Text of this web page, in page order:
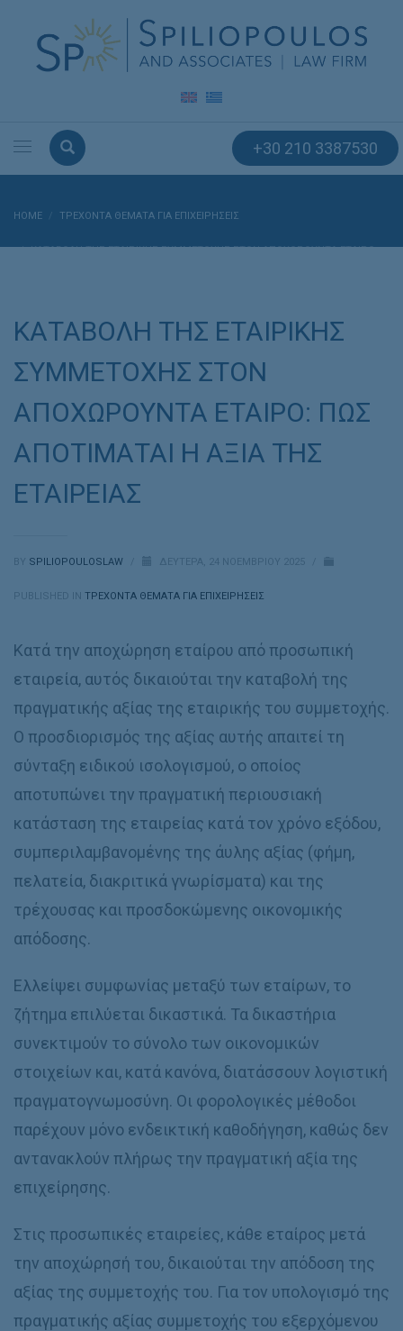
+30 210 3387530
HOME ΤΡΕΧΟΝΤΑ ΘΕΜΑΤΑ ΓΙΑ ΕΠΙΧΕΙΡΗΣΕΙΣ
ΚΑΤΑΒΟΛΗ ΤΗΣ ΕΤΑΙΡΙΚΗΣ ΣΥΜΜΕΤΟΧΗΣ ΣΤΟΝ ΑΠΟΧΩΡΟΥΝΤΑ ΕΤΑΙΡΟ:
ΚΑΤΑΒΟΛΗ ΤΗΣ ΕΤΑΙΡΙΚΗΣ
ΣΥΜΜΕΤΟΧΗΣ ΣΤΟΝ
ΑΠΟΧΩΡΟΥΝΤΑ ΕΤΑΙΡΟ: ΠΩΣ
ΑΠΟΤΙΜΑΤΑΙ Η ΑΞΙΑ ΤΗΣ
ΕΤΑΙΡΕΙΑΣ
BY SPILIOPOULOSLAW ΔΕΥΤΈΡΑ, 24 ΝΟΕΜΒΡΊΟΥ 2025
PUBLISHED IN ΤΡΕΧΟΝΤΑ ΘΕΜΑΤΑ ΓΙΑ ΕΠΙΧΕΙΡΗΣΕΙΣ
Κατά την αποχώρηση εταίρου από προσωπική
εταιρεία, αυτός δικαιούται την καταβολή της
πραγματικής αξίας της εταιρικής του συμμετοχής.
Ο προσδιορισμός της αξίας αυτής απαιτεί τη
σύνταξη ειδικού ισολογισμού, ο οποίος
αποτυπώνει την πραγματική περιουσιακή
κατάσταση της εταιρείας κατά τον χρόνο εξόδου,
συμπεριλαμβανομένης της άυλης αξίας (φήμη,
πελατεία, διακριτικά γνωρίσματα) και της
τρέχουσας και προσδοκώμενης οικονομικής
απόδοσης.
Ελλείψει συμφωνίας μεταξύ των εταίρων, το
ζήτημα επιλύεται δικαστικά. Τα δικαστήρια
συνεκτιμούν το σύνολο των οικονομικών
στοιχείων και, κατά κανόνα, διατάσσουν λογιστική
πραγματογνωμοσύνη. Οι φορολογικές μέθοδοι
παρέχουν μόνο ενδεικτική καθοδήγηση, καθώς δεν
αντανακλούν πλήρως την πραγματική αξία της
επιχείρησης.
Στις προσωπικές εταιρείες, κάθε εταίρος μετά
την αποχώρησή του, δικαιούται την απόδοση της
αξίας της συμμετοχής του. Για τον υπολογισμό της
πραγματικής αξίας συμμετοχής του εξερχόμενου